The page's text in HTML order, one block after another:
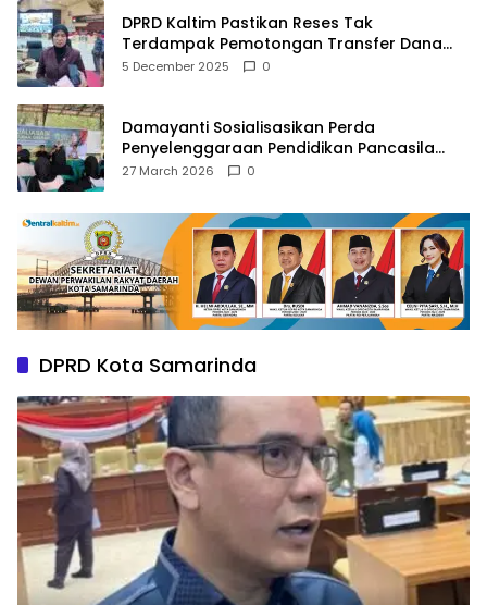
DPRD Kaltim Pastikan Reses Tak
Terdampak Pemotongan Transfer Dana
Pusat
5 December 2025 0
Damayanti Sosialisasikan Perda
Penyelenggaraan Pendidikan Pancasila
dan Wawasan Kebangsaan
27 March 2026 0
DPRD Kota Samarinda